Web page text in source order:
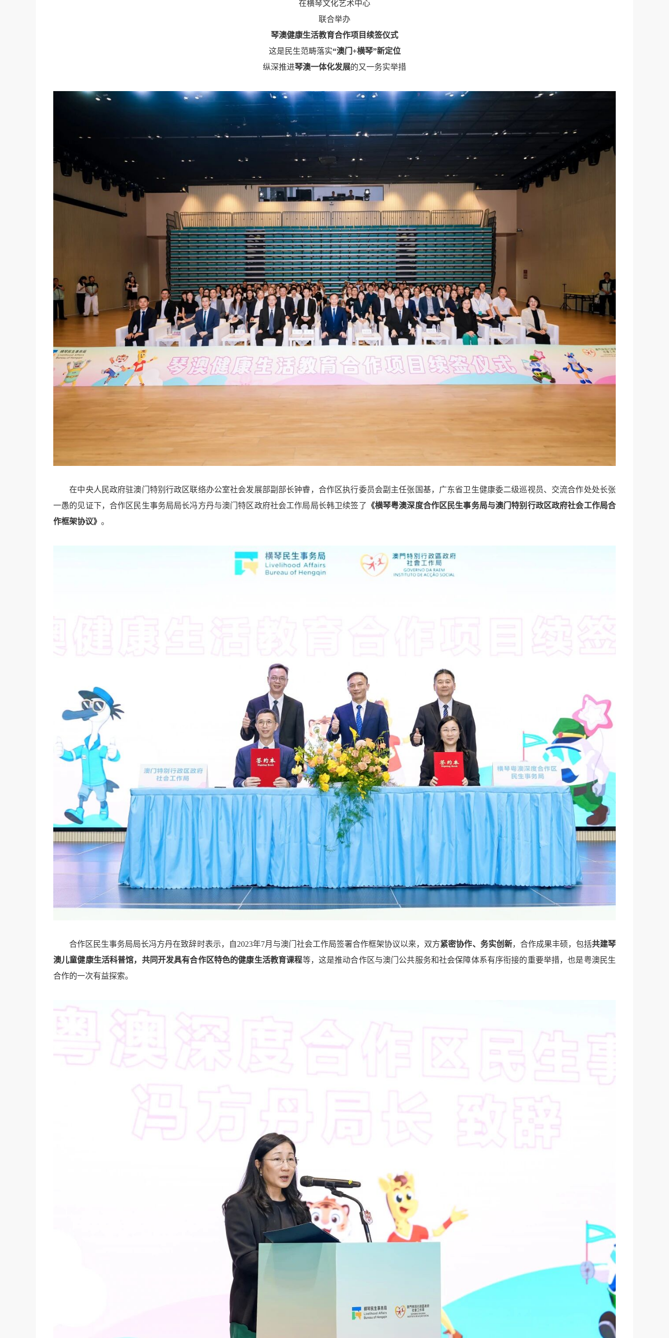
在横琴文化艺术中心
联合举办
琴澳健康生活教育合作项目续签仪式
这是民生范畴落实“澳门+横琴”新定位
纵深推进琴澳一体化发展的又一务实举措
在中央人民政府驻澳门特别行政区联络办公室社会发展部副部长钟睿，合作区执行委员会副主任张国基，广东省卫生健康委二级巡视员、交流合作处处长张
一愚的见证下，合作区民生事务局局长冯方丹与澳门特区政府社会工作局局长韩卫续签了 《横琴粤澳深度合作区民生事务局与澳门特别行政区政府社会工作局合
作框架协议》 。
合作区民生事务局局长冯方丹在致辞时表示，自2023年7月与澳门社会工作局签署合作框架协议以来，双方紧密协作、务实创新，合作成果丰硕，包括共建琴
澳儿童健康生活科普馆，共同开发具有合作区特色的健康生活教育课程等，这是推动合作区与澳门公共服务和社会保障体系有序衔接的重要举措，也是粤澳民生
合作的一次有益探索。